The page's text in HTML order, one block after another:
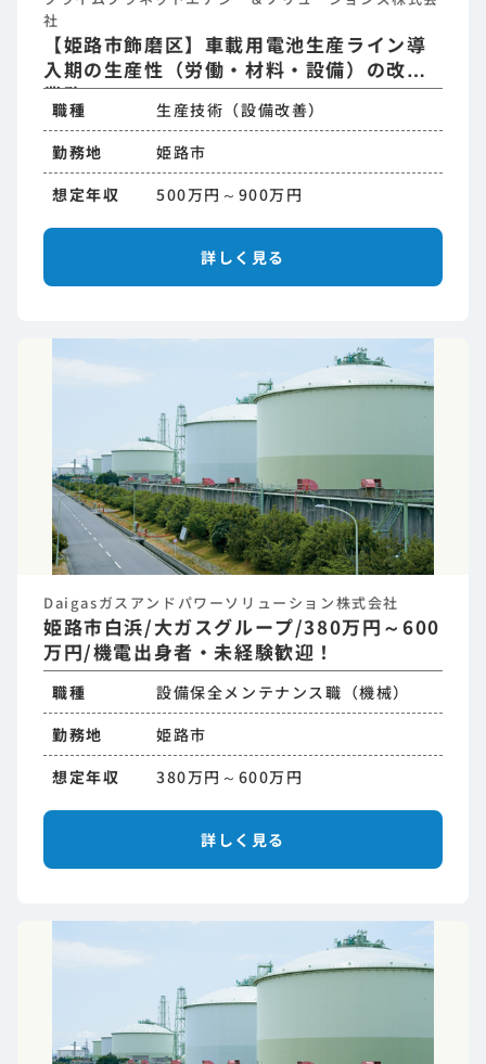
社
【姫路市飾磨区】車載用電池生産ライン導
入期の生産性（労働・材料・設備）の改善
業務
職種
生産技術（設備改善）
勤務地
姫路市
想定年収
500万円～900万円
詳しく見る
Daigasガスアンドパワーソリューション株式会社
姫路市白浜/大ガスグループ/380万円～600
万円/機電出身者・未経験歓迎！
職種
設備保全メンテナンス職（機械）
勤務地
姫路市
想定年収
380万円～600万円
詳しく見る